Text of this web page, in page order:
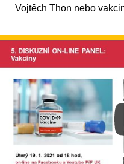
Vojtěch Thon nebo